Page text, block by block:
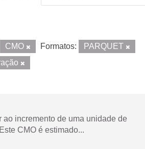
CMO Formatos:
PARQUET
incremento de uma unidade de
CMO é estimado...